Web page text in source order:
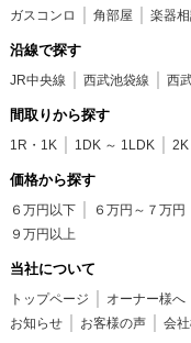
ガスコンロ
角部屋 楽器
沿線で探す
JR中央線 西武池袋線 西
間取りから探す
1R・1K 1DK ～ 1LDK 2K
価格から探す
６万円以下 ６万円～７万円
９万円以上
当社について
トップページ オーナー様へ
お知らせ
お客様の声 会